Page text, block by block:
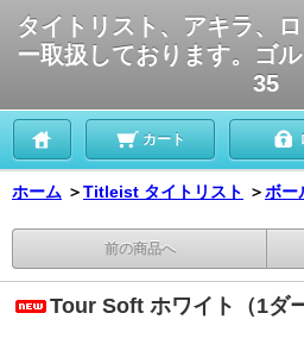
タイトリスト、アキラ、
ー取扱しております。ゴ
35
カート
ホーム ＞Titleist タイトリスト ＞ボー
前の商品へ
Tour Soft ホワイト（1ダ